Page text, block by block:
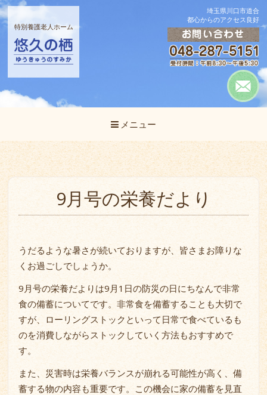
特別養護老人ホーム
埼玉県川口市道合
都心からのアクセス良好
メニュー
9月号の栄養だより
うだるような暑さが続いておりますが、皆さまお障りな
くお過ごしでしょうか。
9月号の栄養だよりは9月1日の防災の日にちなんで非常
食の備蓄についてです。非常食を備蓄することも大切で
すが、ローリングストックといって日常で食べているも
のを消費しながらストックしていく方法もおすすめで
す。
また、災害時は栄養バランスが崩れる可能性が高く、備
蓄する物の内容も重要です。この機会に家の備蓄を見直